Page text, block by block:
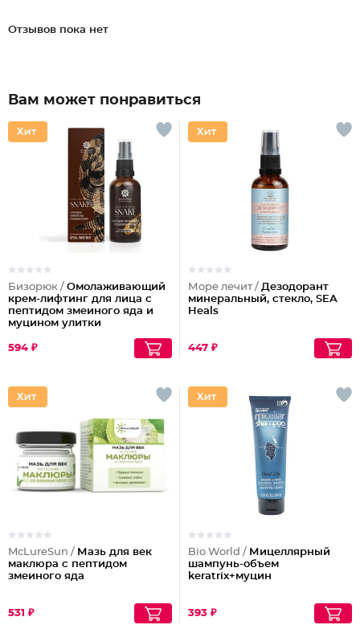
Отзывов пока нет
Вам может понравиться
Бизорюк / Омолаживающий
крем-лифтинг для лица с
пептидом змеиного яда и
муцином улитки
594 ₽
Море лечит / Дезодорант
минеральный, стекло, SEA
Heals
447 ₽
McLureSun / Мазь для век
маклюра с пептидом
змеиного яда
531 ₽
Bio World / Мицеллярный
шампунь-объем
keratrix+муцин
393 ₽